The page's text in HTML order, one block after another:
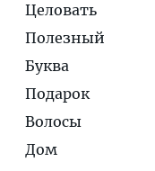
Целовать
Полезный
Буква
Подарок
Волосы
Дом